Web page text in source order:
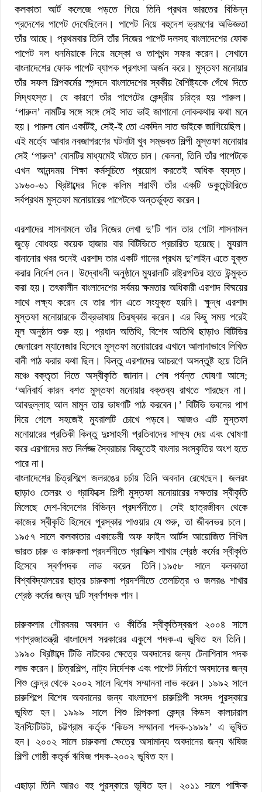
কলকাতা আর্ট কলেজে পড়তে গিয়ে তিনি প্রথম ভারতের বিভিন্ন
প্রদেশের পাপেট দেখেছিলেন। পাপেট নিয়ে বহুদেশ ভ্রমণের অভিজ্ঞতা
তাঁর আছে। প্রথমবার তিনি তাঁর নিজের পাপেট দলসহ বাংলাদেশের ফোক
পাপেট দল ধনমিয়াকে নিয়ে মস্কো ও তাশখন্দ সফর করেন। সেখানে
বাংলাদেশের ফোক পাপেট ব্যাপক প্রশংসা অর্জন করে। মুস্তফা মনোয়ার
তাঁর সফল শিল্পকর্মের স্পন্দনে বাংলাদেশের স্বকীয় বৈশিষ্ট্যকে গেঁথে দিতে
সিদ্ধহস্ত। যে কারণে তাঁর পাপেটের কেন্দ্রীয় চরিত্র হয় পারুল।
‘পারুল’ নামটির সঙ্গে সঙ্গে সেই সাত ভাই জাগানো লোককথার কথা মনে
হয়। পারুল বোন একটিই, সেই-ই তো একদিন সাত ভাইকে জাগিয়েছিল।
এই মর্ত্যে আবার নবজাগরণের ঘটনাটা খুব সম্ভবত শিল্পী মুস্তফা মনোয়ার
সেই ‘পারুল’ বোনটির মাধ্যমেই ঘটাতে চান। কেননা, তিনি তাঁর পাপেটকে
এখন আনন্দময় শিক্ষা কর্মসূচিতে প্রয়োগ করতেই অধিক ব্যস্ত।
১৯৬০-৬১ খ্রিষ্টাব্দের দিকে কলিম শরাফী তাঁর একটি ডকুমেন্টারিতে
সর্বপ্রথম মুস্তফা মনোয়ারের পাপেটকে অন্তর্ভুক্ত করেন।
এরশাদের শাসনামলে তাঁর নিজের লেখা দু’টি গান তার গোটা শাসনামল
জুড়ে বোধহয় কয়েক হাজার বার বিটিভিতে প্রচারিত হয়েছে। ম্যুরাল
বানানোর খবর শুনেই এরশাদ তার একটি গানের প্রথম দু’লাইন এতে যুক্ত
করার নির্দেশ দেন। উদ্বোধনী অনুষ্ঠানে ম্যুরালটি রাষ্ট্রপতির হাতে উন্মুক্ত
করা হয়। তৎকালীন বাংলাদেশের সর্বময় ক্ষমতার অধিকারী এরশাদ বিষ্ময়ের
সাথে লক্ষ্য করেন যে তার গান এতে সংযুক্ত হয়নি। ক্ষুদ্ধ এরশাদ
মুস্তফা মনোয়ারকে তীব্রভাষায় তিরষ্কার করেন। এর কিছু সময় পরেই
মূল অনুষ্ঠান শুরু হয়। প্রধান অতিথি, বিশেষ অতিথি ছাড়াও বিটিভির
জেনারেল ম্যানেজার হিসেবে মুস্তফা মনোয়ারের এখানে আলাদাভাবে লিখিত
বানী পাঠ করার কথা ছিল। কিন্তু এরশাদের আচরণে অসন্তুষ্ট হয়ে তিনি
মঞ্চে বক্তৃতা দিতে অস্বীকৃতি জানান। শেষ পর্যন্ত ঘোষণা আসে;
‘অনিবার্য কারন বশত মুস্তফা মনোয়ার বক্তব্য রাখতে পারছেন না।
আবদুল্লাহ আল মামুন তার ভাষণটি পাঠ করবেন।’ বিটিভি ভবনের পাশ
দিয়ে গেলে সহজেই ম্যুরালটি চোখে পড়বে। আজও এটি মুস্তফা
মনোয়ারের প্রতিকী কিন্তু দুঃসাহসী প্রতিবাদের সাক্ষ্য দেয় এবং ঘোষণা
করে এরশাদের মত নির্লজ্জ স্বৈরাচার কিছুতেই বাংলার সংস্কৃতির অংশ হতে
পারে না।
বাংলাদেশের চিত্রশিল্পে জলরঙের চর্চায় তিনি অবদান রেখেছেন। জলরং
ছাড়াও তেলরং ও গ্রাফিক্সে শিল্পী মুস্তফা মনোয়ারের দক্ষতার স্বীকৃতি
মিলেছে দেশ-বিদেশের বিভিন্ন প্রদর্শনীতে। সেই ছাত্রজীবন থেকে
কাজের স্বীকৃতি হিসেবে পুরস্কার পাওয়ার যে শুরু, তা জীবনভর চলে।
১৯৫৭ সালে কলকাতার একাডেমী অফ ফাইন আর্টস আয়োজিত নিখিল
ভারত চারু ও কারুকলা প্রদর্শনীতে গ্রাফিক্স শাখায় শ্রেষ্ঠ কর্মের স্বীকৃতি
হিসেবে স্বর্ণপদক লাভ করেন তিনি।১৯৫৮ সালে কলকাতা
বিশ্ববিদ্যালয়ের ছাত্র চারুকলা প্রদর্শনীতে তেলচিত্র ও জলরঙ শাখার
শ্রেষ্ঠ কর্মের জন্য দুটি স্বর্ণপদক পান।
চারুকলার গৌরবময় অবদান ও কীর্তির স্বীকৃতিস্বরূপ ২০০৪ সালে
গণপ্রজাতন্ত্রী বাংলাদেশ সরকারের একুশে পদক-এ ভূষিত হন তিনি।
১৯৯০ খ্রিষ্টাব্দে টিভি নাটকের ক্ষেত্রে অবদানের জন্য টেনাশিনাস পদক
লাভ করেন। চিত্রশিল্প, নাট্য নির্দেশক এবং পাপেট নির্মাণে অবদানের জন্য
শিশু কেন্দ্র থেকে ২০০২ সালে বিশেষ সম্মাননা লাভ করেন। ১৯৯২ সালে
চারুশিল্পে বিশেষ অবদানের জন্য বাংলাদেশ চারুশিল্পী সংসদ পুরস্কারে
ভূষিত হন। ১৯৯৯ সালে শিশু শিল্পকলা কেন্দ্র কিডস কালচারাল
ইনস্টিটিউট, চট্টগ্রাম কর্তৃক ‘কিডস সম্মাননা পদক-১৯৯৯’ এ ভূষিত
হন। ২০০২ সালে চারুকলা ক্ষেত্রে অসামান্য অবদানের জন্য ঋষিজ
শিল্পী গোষ্ঠী কতৃর্ক ঋষিজ পদক-২০০২ ভূষিত হন।
এছাড়া তিনি আরও বহু পুরস্কারে ভূষিত হন। ২০১১ সালে পাক্ষিক